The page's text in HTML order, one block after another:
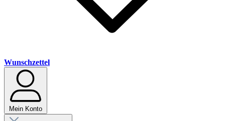
Wunschzettel
Mein Konto